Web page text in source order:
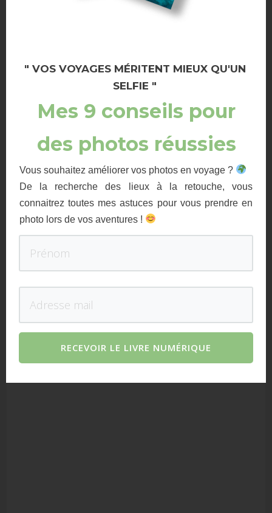
" VOS VOYAGES MÉRITENT MIEUX QU'UN
SELFIE "
Mes 9 conseils pour
des photos réussies
Vous souhaitez améliorer vos photos en voyage ?
De la recherche des lieux à la retouche, vous
connaitrez toutes mes astuces pour vous prendre en
photo lors de vos aventures !
RECEVOIR LE LIVRE NUMÉRIQUE